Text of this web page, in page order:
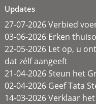
Updates
27-07-2026 Verbied
03-06-2026 Erken
22-05-2026 Let op, u
dat zélf aangeeft
21-04-2026 Steun het
02-04-2026 Geef Tata
14-03-2026 Verklaar